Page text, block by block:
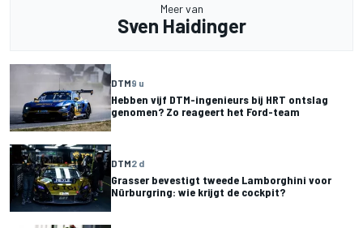
Meer van
Sven Haidinger
DTM9 u
Hebben vijf DTM-ingenieurs bij HRT ontslag
genomen? Zo reageert het Ford-team
DTM2 d
Grasser bevestigt tweede Lamborghini voor
Nürburgring: wie krijgt de cockpit?